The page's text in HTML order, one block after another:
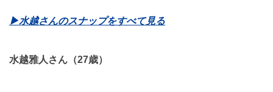
▶︎水越さんのスナップをすべて見る
水越雅人さん（27歳）